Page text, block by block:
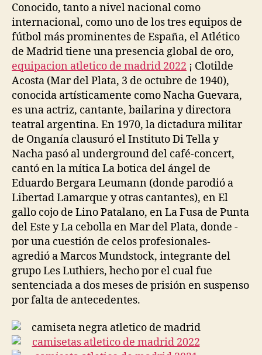
Conocido, tanto a nivel nacional como
internacional, como uno de los tres equipos de
fútbol más prominentes de España, el Atlético
de Madrid tiene una presencia global de oro,
equipacion atletico de madrid 2022 ¡ Clotilde
Acosta (Mar del Plata, 3 de octubre de 1940),
conocida artísticamente como Nacha Guevara,
es una actriz, cantante, bailarina y directora
teatral argentina. En 1970, la dictadura militar
de Onganía clausuró el Instituto Di Tella y
Nacha pasó al underground del café-concert,
cantó en la mítica La botica del ángel de
Eduardo Bergara Leumann (donde parodió a
Libertad Lamarque y otras cantantes), en El
gallo cojo de Lino Patalano, en La Fusa de Punta
del Este y La cebolla en Mar del Plata, donde -
por una cuestión de celos profesionales-
agredió a Marcos Mundstock, integrante del
grupo Les Luthiers, hecho por el cual fue
sentenciada a dos meses de prisión en suspenso
por falta de antecedentes.